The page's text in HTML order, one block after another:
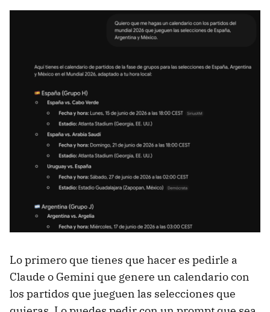
Lo primero que tienes que hacer es pedirle a
Claude o Gemini que genere un calendario con
los partidos que jueguen las selecciones que